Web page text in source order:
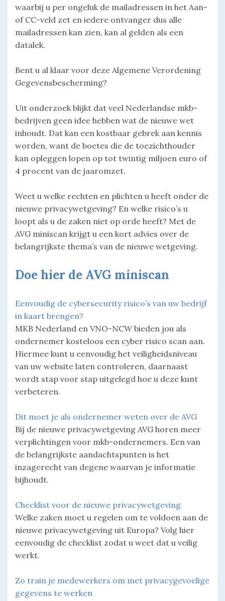
waarbij u per ongeluk de mailadressen in het Aan-
of CC-veld zet en iedere ontvanger dus alle
mailadressen kan zien, kan al gelden als een
datalek.
Bent u al klaar voor deze Algemene Verordening
Gegevensbescherming?
Uit onderzoek blijkt dat veel Nederlandse mkb-
bedrijven geen idee hebben wat de nieuwe wet
inhoudt. Dat kan een kostbaar gebrek aan kennis
worden, want de boetes die de toezichthouder
kan opleggen lopen op tot twintig miljoen euro of
4 procent van de jaaromzet.
Weet u welke rechten en plichten u heeft onder de
nieuwe privacywetgeving? En welke risico’s u
loopt als u de zaken niet op orde heeft? Met de
AVG miniscan krijgt u een kort advies over de
belangrijkste thema’s van de nieuwe wetgeving.
Doe hier de AVG miniscan
Eenvoudig de cybersecurity risico’s van uw bedrijf
in kaart brengen?
MKB Nederland en VNO-NCW bieden jou als
ondernemer kosteloos een cyber risico scan aan.
Hiermee kunt u eenvoudig het veiligheidsniveau
van uw website laten controleren, daarnaast
wordt stap voor stap uitgelegd hoe u deze kunt
verbeteren.
Dit moet je als ondernemer weten over de AVG
Bij de nieuwe privacywetgeving AVG horen meer
verplichtingen voor mkb-ondernemers. Een van
de belangrijkste aandachtspunten is het
inzagerecht van degene waarvan je informatie
bijhoudt.
Checklist voor de nieuwe privacywetgeving
Welke zaken moet u regelen om te voldoen aan de
nieuwe privacywetgeving uit Europa? Volg hier
eenvoudig de checklist zodat u weet dat u veilig
werkt.
Zo train je medewerkers om met privacygevoelige
gegevens te werken